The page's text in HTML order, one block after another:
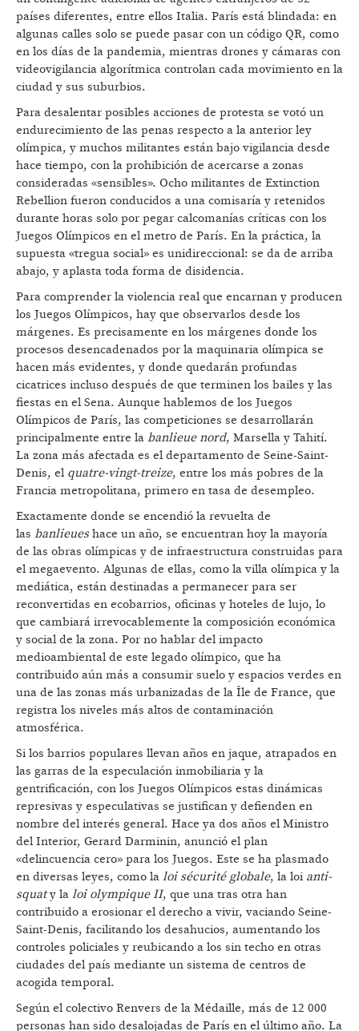
países diferentes, entre ellos Italia. París está blindada: en
algunas calles solo se puede pasar con un código QR, como
en los días de la pandemia, mientras drones y cámaras con
videovigilancia algorítmica controlan cada movimiento en la
ciudad y sus suburbios.
Para desalentar posibles acciones de protesta se votó un
endurecimiento de las penas respecto a la anterior ley
olímpica, y muchos militantes están bajo vigilancia desde
hace tiempo, con la prohibición de acercarse a zonas
consideradas «sensibles». Ocho militantes de Extinction
Rebellion fueron conducidos a una comisaría y retenidos
durante horas solo por pegar calcomanías críticas con los
Juegos Olímpicos en el metro de París. En la práctica, la
supuesta «tregua social» es unidireccional: se da de arriba
abajo, y aplasta toda forma de disidencia.
Para comprender la violencia real que encarnan y producen
los Juegos Olímpicos, hay que observarlos desde los
márgenes. Es precisamente en los márgenes donde los
procesos desencadenados por la maquinaria olímpica se
hacen más evidentes, y donde quedarán profundas
cicatrices incluso después de que terminen los bailes y las
fiestas en el Sena. Aunque hablemos de los Juegos
Olímpicos de París, las competiciones se desarrollarán
principalmente entre la banlieue nord, Marsella y Tahití.
La zona más afectada es el departamento de Seine-Saint-
Denis, el quatre-vingt-treize, entre los más pobres de la
Francia metropolitana, primero en tasa de desempleo.
Exactamente donde se encendió la revuelta de
las banlieueshace un año, se encuentran hoy la mayoría
de las obras olímpicas y de infraestructura construidas para
el megaevento. Algunas de ellas, como la villa olímpica y la
mediática, están destinadas a permanecer para ser
reconvertidas en ecobarrios, oficinas y hoteles de lujo, lo
que cambiará irrevocablemente la composición económica
y social de la zona. Por no hablar del impacto
medioambiental de este legado olímpico, que ha
contribuido aún más a consumir suelo y espacios verdes en
una de las zonas más urbanizadas de la Île de France, que
registra los niveles más altos de contaminación
atmosférica.
Si los barrios populares llevan años en jaque, atrapados en
las garras de la especulación inmobiliaria y la
gentrificación, con los Juegos Olímpicos estas dinámicas
represivas y especulativas se justifican y defienden en
nombre del interés general. Hace ya dos años el Ministro
del Interior, Gerard Darminin, anunció el plan
«delincuencia cero» para los Juegos. Este se ha plasmado
en diversas leyes, como la loi sécurité globale, la loi anti-
squaty la loi olympique II, que una tras otra han
contribuido a erosionar el derecho a vivir, vaciando Seine-
Saint-Denis, facilitando los desahucios, aumentando los
controles policiales y reubicando a los sin techo en otras
ciudades del país mediante un sistema de centros de
acogida temporal.
Según el colectivo Renvers de la Médaille, más de 12 000
personas han sido desalojadas de París en el último año. La